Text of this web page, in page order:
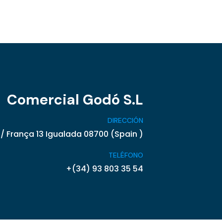
Comercial Godó S.L
DIRECCIÓN
França 13 Igualada 08700 (Spain )
TELÉFONO
+(34) 93 803 35 54